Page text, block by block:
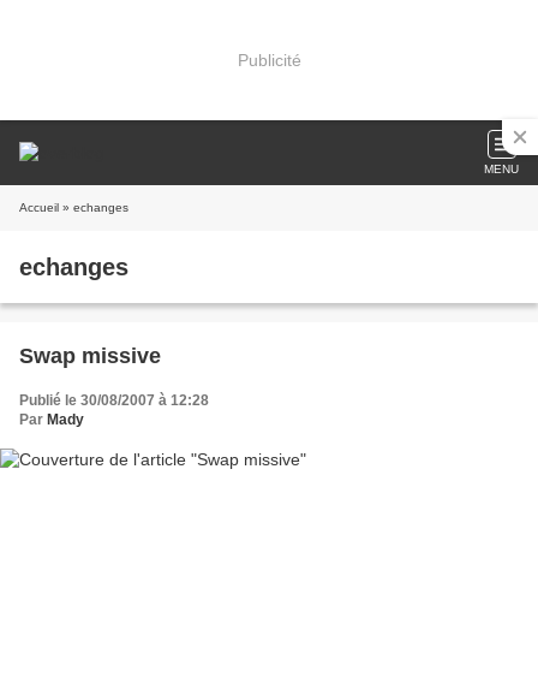
Publicité
MENU
Accueil » echanges
echanges
Swap missive
Publié le 30/08/2007 à 12:28
Par Mady